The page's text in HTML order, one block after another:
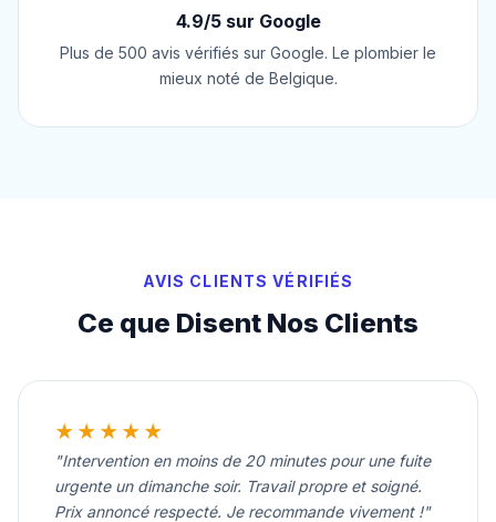
4.9/5 sur Google
Plus de 500 avis vérifiés sur Google. Le plombier le
mieux noté de Belgique.
AVIS CLIENTS VÉRIFIÉS
Ce que Disent Nos Clients
★★★★★
"Intervention en moins de 20 minutes pour une fuite
urgente un dimanche soir. Travail propre et soigné.
Prix annoncé respecté. Je recommande vivement !"